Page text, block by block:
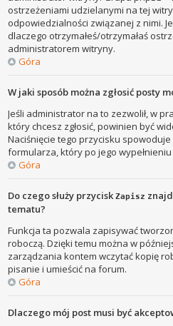
ostrzeżeniami udzielanymi na tej
odpowiedzialności związanej z nimi.
dlaczego otrzymałeś/otrzymałaś
administratorem witryny.
Góra
W jaki sposób można zgłosić posty
Jeśli administrator na to zezwolił, w
który chcesz zgłosić, powinien być
Naciśnięcie tego przycisku
formularza, który po jego wypełnieniu
Góra
Do czego służy przyciskZapisz
tematu?
Funkcja ta pozwala zapisywać
roboczą. Dzięki temu można w
zarządzania kontem wczytać kopię
pisanie i umieścić na forum.
Góra
Dlaczego mój post musi być